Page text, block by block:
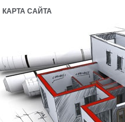
КАРТА САЙТА